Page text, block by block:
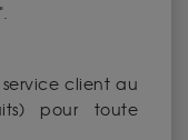
client au
pour toute